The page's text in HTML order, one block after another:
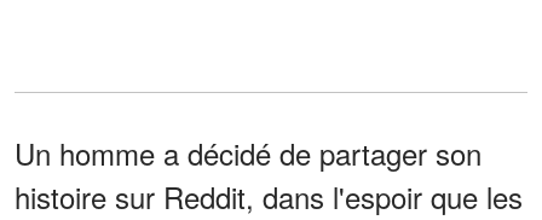
Un homme a décidé de partager son
histoire sur Reddit, dans l'espoir que les